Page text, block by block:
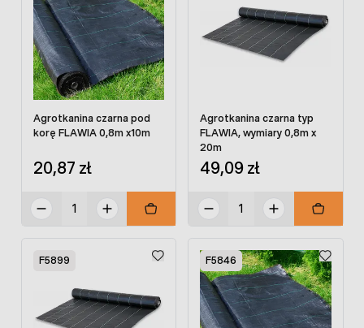
Agrotkanina czarna pod
korę FLAWIA 0,8m x10m
20,87 zł
Agrotkanina czarna typ
FLAWIA, wymiary 0,8m x
20m
49,09 zł
F5899 F5846